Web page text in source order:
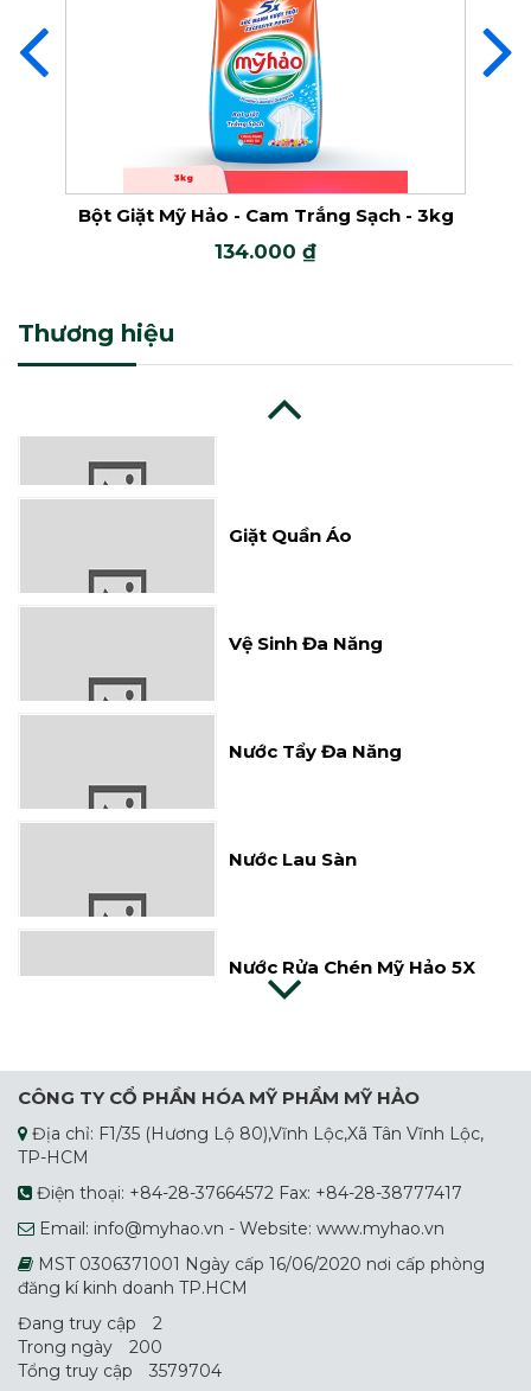
Trắng Sạch - 3kg
Bột Giặt Mỹ Hảo - Hồng Tinh Dầu
Thương hiệu
Nước Giặt Đậm Đặc Mỹ Hảo 5X
Nước Tẩy Javel
Xả Vải
Nước Giặt Sunro
CÔNG TY CỔ PHẦN HÓA MỸ PHẨM MỸ HẢO
Địa chỉ: F1/35 (Hương Lộ 80),Vĩnh Lộc,Xã Tân Vĩnh Lộc,
TP-HCM
Điện thoại: +84-28-37664572 Fax: +84-28-38777417
Email: info@myhao.vn - Website: www.myhao.vn
MST 0306371001 Ngày cấp 16/06/2020 nơi cấp phòng
đăng kí kinh doanh TP.HCM
Đang truy cập
2
Trong ngày
200
Tổng truy cập
3579704